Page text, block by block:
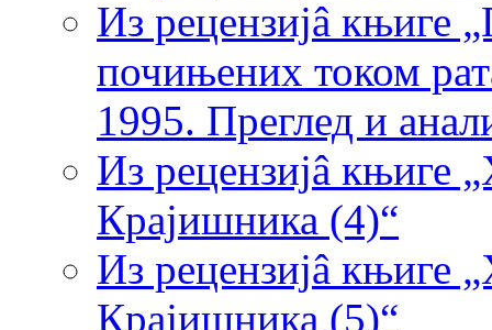
Из рецензијâ књиге
почињених током
1995. Преглед и
Из рецензијâ књиге
Крајишника (4)“
Из рецензијâ књиге
Крајишника (5)“